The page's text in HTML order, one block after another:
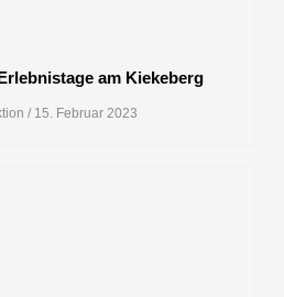
am Kiekeberg
15. Februar 2023